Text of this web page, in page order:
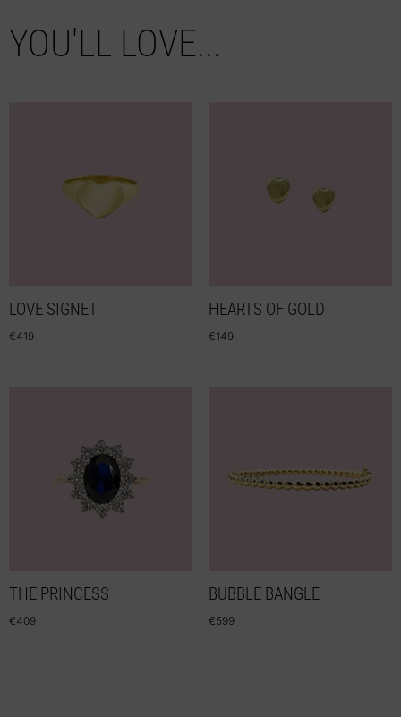
YOU'LL LOVE...
LOVE SIGNET
€419
HEARTS OF GOLD
€149
THE PRINCESS
€409
BUBBLE BANGLE
€599